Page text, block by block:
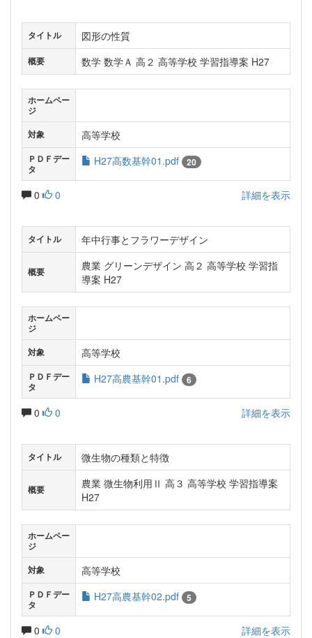
タイトル 図形の性質
概要 数学 数学Ａ 高２ 高等学校 学習指導案 H27
ホームペー
ジ
対象
高等学校
ＰＤＦデー
タ
H27高数基幹01.pdf 20
0 0 詳細を表示
タイトル 年中行事とフラワーデザイン
概要
農業 グリーンデザイン 高２ 高等学校 学習指
導案 H27
ホームペー
ジ
対象
高等学校
ＰＤＦデー
タ
H27高農基幹01.pdf 6
0 0 詳細を表示
タイトル 微生物の種類と特徴
概要
農業 微生物利用Ⅱ 高３ 高等学校 学習指導案
H27
ホームペー
ジ
対象
高等学校
ＰＤＦデー
タ
H27高農基幹02.pdf 5
0 0 詳細を表示